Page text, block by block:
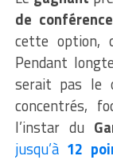
de conférence
cette option,
Pendant
serait pas le
concentrés,
l’instar du
jusqu’à 12